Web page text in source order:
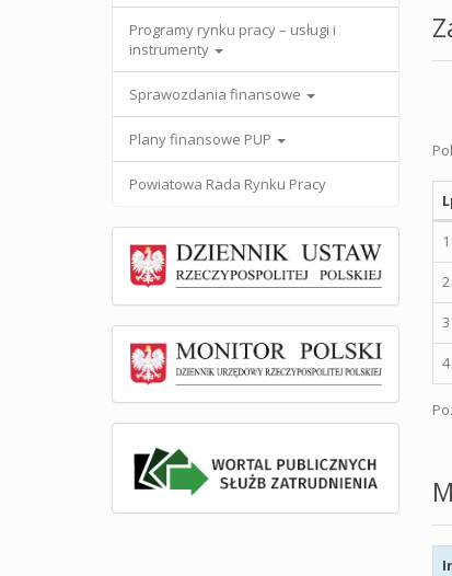
Programy rynku pracy – usługi i
instrumenty
Sprawozdania finansowe
Plany finansowe PUP
Powiatowa Rada Rynku Pracy
1
2
3
4